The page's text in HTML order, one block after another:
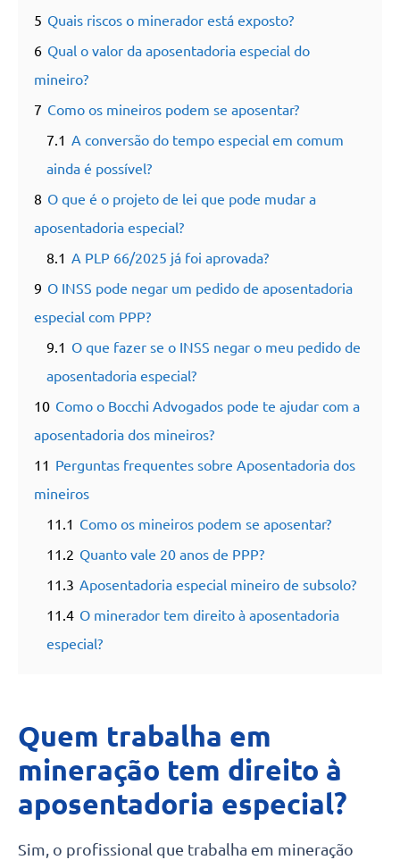
5 Quais riscos o minerador está exposto?
6 Qual o valor da aposentadoria especial do
mineiro?
7 Como os mineiros podem se aposentar?
7.1 A conversão do tempo especial em comum
ainda é possível?
8 O que é o projeto de lei que pode mudar a
aposentadoria especial?
8.1 A PLP 66/2025 já foi aprovada?
9 O INSS pode negar um pedido de aposentadoria
especial com PPP?
9.1 O que fazer se o INSS negar o meu pedido de
aposentadoria especial?
10 Como o Bocchi Advogados pode te ajudar com a
aposentadoria dos mineiros?
11 Perguntas frequentes sobre Aposentadoria dos
mineiros
11.1 Como os mineiros podem se aposentar?
11.2 Quanto vale 20 anos de PPP?
11.3 Aposentadoria especial mineiro de subsolo?
11.4 O minerador tem direito à aposentadoria
especial?
Quem trabalha em
mineração tem direito à
aposentadoria especial?
Sim, o profissional que trabalha em mineração